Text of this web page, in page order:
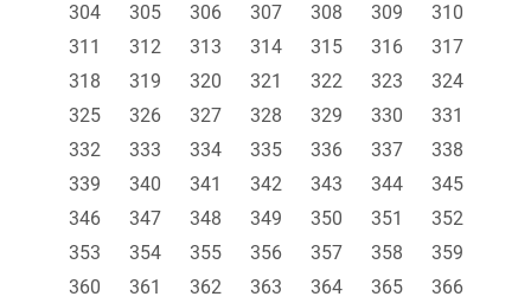
304
305 306 307 308 309
310
311
312 313 314 315 316
317
318
319 320 321 322 323
324
325
326 327 328 329 330
331
332
333 334 335 336 337
338
339
340 341 342 343 344
345
346
347 348 349 350 351
352
353
354 355 356 357 358
359
360
361 362 363 364 365
366